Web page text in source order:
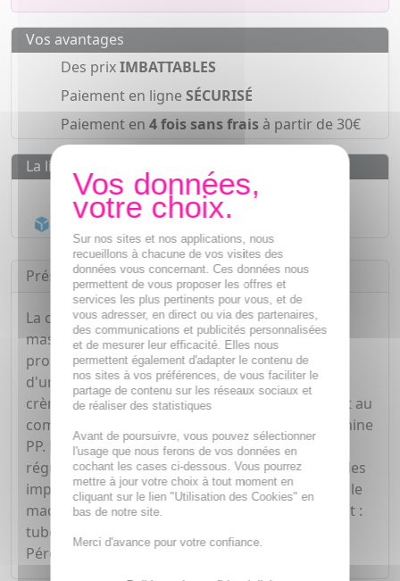
Vos avantages
Des prixIMBATTABLES
Paiement en ligne SÉCURISÉ
Paiement en 4 fois sans fraisà partir de 30€
La livraison
Livraison gratuite dès55€
Acheminement Chronopost
Présentation
La crème teintée Actipur est indiquée pour
masquer les imperfections de la peau grasse à
problèmes. Elle permet de maquiller et
d'uniformiser le teint en toute légèreté. Cette
crème est non photosensibilisanteSoin purifiant au
complexe phytosphingosine, céramides et vitamine
PP. Favorise l'élimination des imperfections et
régule la sécrétion sébacée. Corrige et masque les
imperfections cutanées, matifie le teint. Permet le
maquillage. Non comédogène. Conditionnement :
tube, étui carton.
Péremption après ouverture : 12 mois.
Sur nos sites et nos applications, nous
recueillons à chacune de vos visites des
données vous concernant. Ces données nous
permettent de vous proposer les offres et
services les plus pertinents pour vous, et de
vous adresser, en direct ou via des partenaires,
des communications et publicités personnalisées
et de mesurer leur efficacité. Elles nous
permettent également d'adapter le contenu de
nos sites à vos préférences, de vous faciliter le
partage de contenu sur les réseaux sociaux et
de réaliser des statistiques
Avant de poursuivre, vous pouvez sélectionner
l'usage que nous ferons de vos données en
cochant les cases ci-dessous. Vous pourrez
mettre à jour votre choix à tout moment en
cliquant sur le lien "Utilisation des Cookies" en
bas de notre site.
Merci d'avance pour votre confiance.